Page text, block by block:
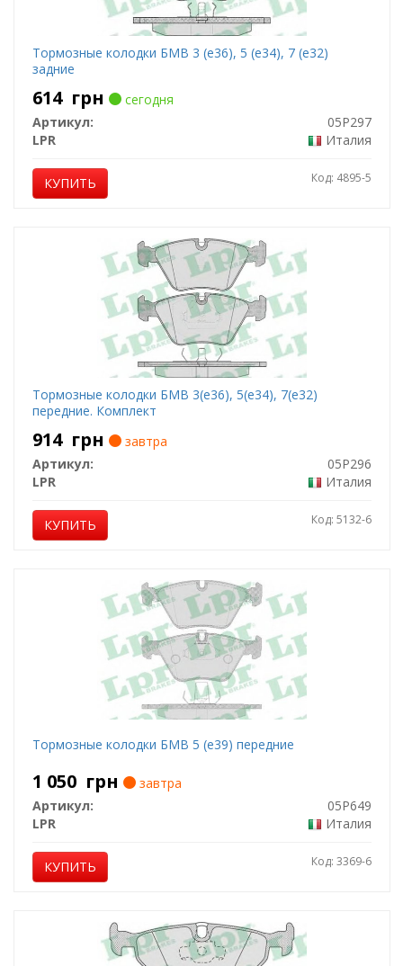
Тормозные колодки БМВ 3 (е36), 5 (е34), 7 (е32)
задние
614 грн
сегодня
Артикул:
05P297
LPR
Италия
КУПИТЬ Код: 4895-5
Тормозные колодки БМВ 3(е36), 5(е34), 7(е32)
передние. Комплект
914 грн
завтра
Артикул:
05P296
LPR
Италия
КУПИТЬ Код: 5132-6
Тормозные колодки БМВ 5 (е39) передние
1 050 грн
завтра
Артикул:
05P649
LPR
Италия
КУПИТЬ Код: 3369-6